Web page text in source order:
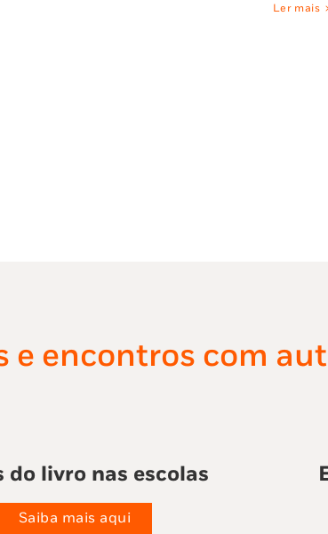
Ler mais
e encontros com
do livro nas escolas
Saiba mais aqui